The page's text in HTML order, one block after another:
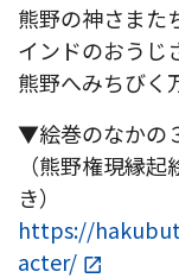
熊野の神さまた
インドのおうじ
熊野へみちびく
▼絵巻のなかの
（熊野権現縁
き）
https://
acter/